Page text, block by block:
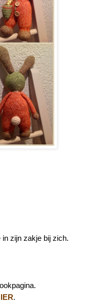
zijn zakje bij zich.
.